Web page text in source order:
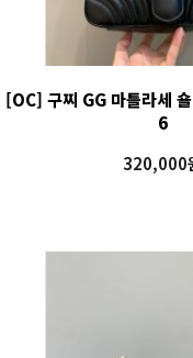
[OC] 구찌 GG 마틀라세
6
320,000